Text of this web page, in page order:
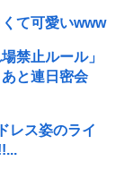
て可愛いwww
禁止ルール」
と連日密会
レス姿のライ